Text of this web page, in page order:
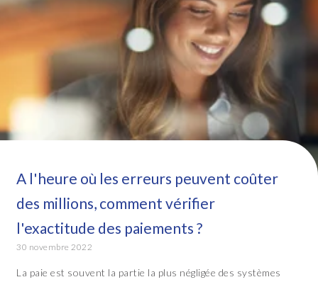
A l'heure où les erreurs peuvent coûter
des millions, comment vérifier
l'exactitude des paiements ?
30 novembre 2022
La paie est souvent la partie la plus négligée des systèmes